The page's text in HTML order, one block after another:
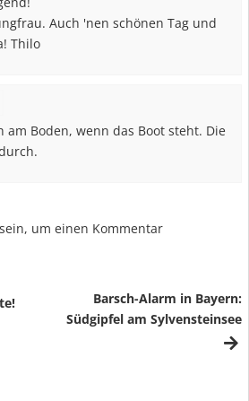
Auch 'nen schönen Tag und
Thilo
am Boden, wenn das Boot steht. Die
sein, um einen Kommentar
Barsch-Alarm in Bayern:
Südgipfel am Sylvensteinsee